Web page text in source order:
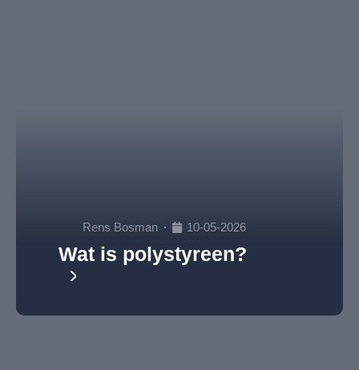
Rens Bosman 10-05-2026
Wat is polystyreen?